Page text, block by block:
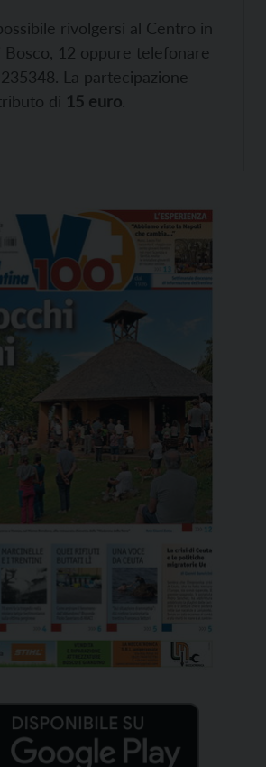
rivolgersi al Centro in
Bosco, 12 oppure telefonare
La partecipazione
di 15 euro.